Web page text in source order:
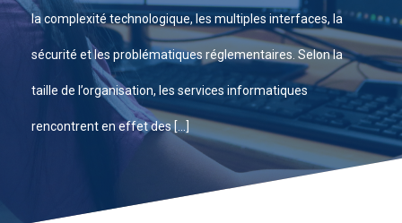
la complexité technologique, les multiples interfaces, la
sécurité et les problématiques réglementaires. Selon la
taille de l’organisation, les services informatiques
rencontrent en effet des […]